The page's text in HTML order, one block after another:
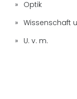
Optik
Wissenschaft
U. v. m.